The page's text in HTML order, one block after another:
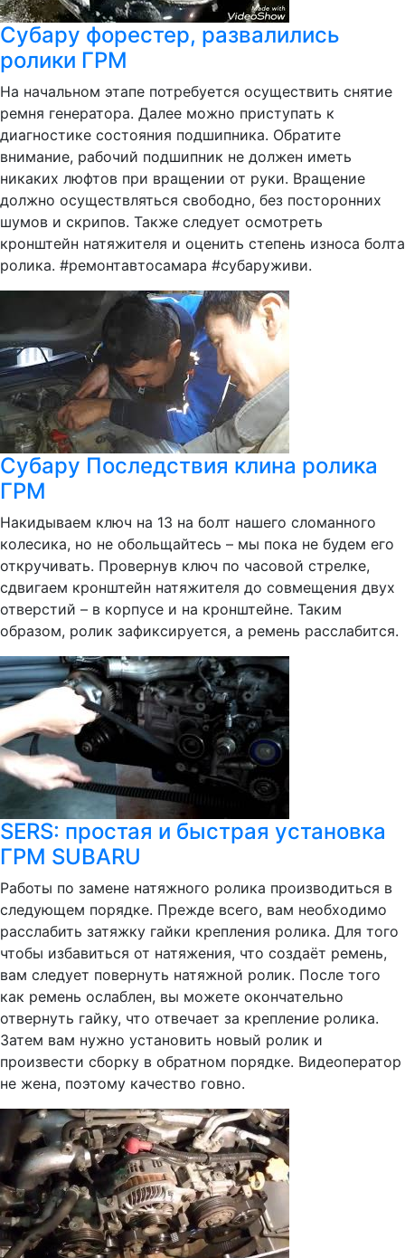
Субару форестер, развалились
ролики ГРМ
На начальном этапе потребуется осуществить снятие
ремня генератора. Далее можно приступать к
диагностике состояния подшипника. Обратите
внимание, рабочий подшипник не должен иметь
никаких люфтов при вращении от руки. Вращение
должно осуществляться свободно, без посторонних
шумов и скрипов. Также следует осмотреть
кронштейн натяжителя и оценить степень износа болта
ролика. #ремонтавтосамара #субаруживи.
Субару Последствия клина ролика
ГРМ
Накидываем ключ на 13 на болт нашего сломанного
колесика, но не обольщайтесь – мы пока не будем его
откручивать. Провернув ключ по часовой стрелке,
сдвигаем кронштейн натяжителя до совмещения двух
отверстий – в корпусе и на кронштейне. Таким
образом, ролик зафиксируется, а ремень расслабится.
SERS: простая и быстрая установка
ГРМ SUBARU
Работы по замене натяжного ролика производиться в
следующем порядке. Прежде всего, вам необходимо
расслабить затяжку гайки крепления ролика. Для того
чтобы избавиться от натяжения, что создаёт ремень,
вам следует повернуть натяжной ролик. После того
как ремень ослаблен, вы можете окончательно
отвернуть гайку, что отвечает за крепление ролика.
Затем вам нужно установить новый ролик и
произвести сборку в обратном порядке. Видеоператор
не жена, поэтому качество говно.